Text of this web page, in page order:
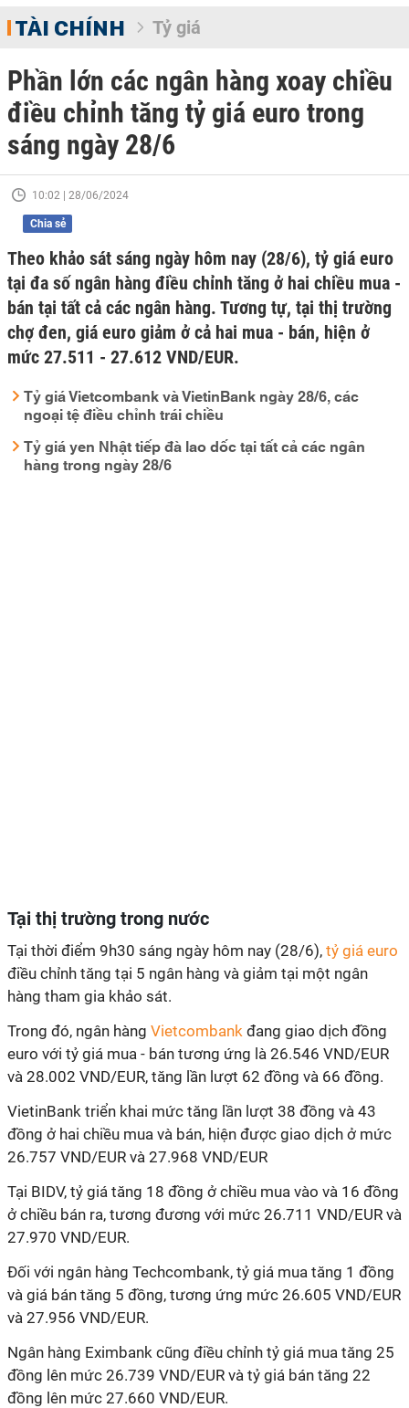
TÀI CHÍNH Tỷ giá
Phần lớn các ngân hàng xoay chiều
điều chỉnh tăng tỷ giá euro trong
sáng ngày 28/6
10:02 | 28/06/2024
Chia sẻ
Theo khảo sát sáng ngày hôm nay (28/6), tỷ giá euro
tại đa số ngân hàng điều chỉnh tăng ở hai chiều mua -
bán tại tất cả các ngân hàng. Tương tự, tại thị trường
chợ đen, giá euro giảm ở cả hai mua - bán, hiện ở
mức 27.511 - 27.612 VND/EUR.
Tỷ giá Vietcombank và VietinBank ngày 28/6, các
ngoại tệ điều chỉnh trái chiều
Tỷ giá yen Nhật tiếp đà lao dốc tại tất cả các ngân
hàng trong ngày 28/6
Tại thị trường trong nước
Tại thời điểm 9h30 sáng ngày hôm nay (28/6), tỷ giá euro
điều chỉnh tăng tại 5 ngân hàng và giảm tại một ngân
hàng tham gia khảo sát.
Trong đó, ngân hàng Vietcombank đang giao dịch đồng
euro với tỷ giá mua - bán tương ứng là 26.546 VND/EUR
và 28.002 VND/EUR, tăng lần lượt 62 đồng và 66 đồng.
VietinBank triển khai mức tăng lần lượt 38 đồng và 43
đồng ở hai chiều mua và bán, hiện được giao dịch ở mức
26.757 VND/EUR và 27.968 VND/EUR
Tại BIDV, tỷ giá tăng 18 đồng ở chiều mua vào và 16 đồng
ở chiều bán ra, tương đương với mức 26.711 VND/EUR và
27.970 VND/EUR.
Đối với ngân hàng Techcombank, tỷ giá mua tăng 1 đồng
và giá bán tăng 5 đồng, tương ứng mức 26.605 VND/EUR
và 27.956 VND/EUR.
Ngân hàng Eximbank cũng điều chỉnh tỷ giá mua tăng 25
đồng lên mức 26.739 VND/EUR và tỷ giá bán tăng 22
đồng lên mức 27.660 VND/EUR.